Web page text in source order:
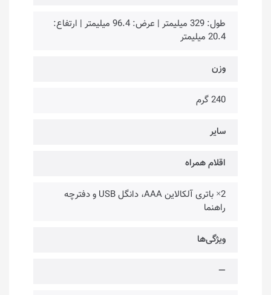
طول: 329 میلیمتر |‌ عرض: 96.4 میلیمتر | ارتفاع:
20.4 میلیمتر
وزن
240 گرم
سایر
اقلام همراه
2× باتری آلکالاین AAA، دانگل USB و دفترچه
راهنما
ویژگی‌ها
—